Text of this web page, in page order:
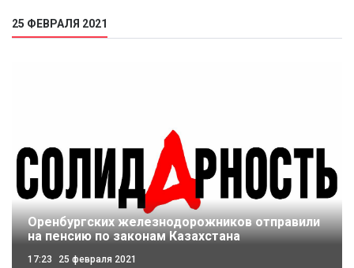
25 ФЕВРАЛЯ 2021
Оренбургских железнодорожников отправили
на пенсию по законам Казахстана
17:23 25 февраля 2021